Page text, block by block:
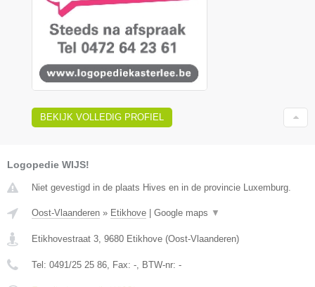
BEKIJK VOLLEDIG PROFIEL
Logopedie WIJS!
Niet gevestigd in de plaats Hives en in de provincie Luxemburg.
Oost-Vlaanderen » Etikhove Google maps ▼
Etikhovestraat 3, 9680 Etikhove (Oost-Vlaanderen)
Tel: 0491/25 25 86, Fax: -, BTW-nr: -